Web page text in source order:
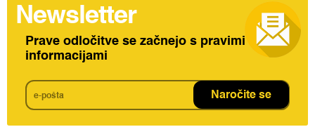
Newsletter
Prave odločitve se začnejo s pravimi
informacijami
Naročite se